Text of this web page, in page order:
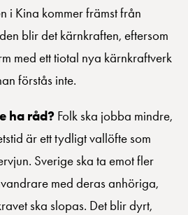
i Kina kommer främst från
blir det kärnkraften, eftersom
med ett tiotal nya kärnkraftverk
förstås inte.
ha råd? Folk ska jobba mindre,
är ett tydligt vallöfte som
Sverige ska ta emot fler
med deras anhöriga,
ska slopas. Det blir dyrt,